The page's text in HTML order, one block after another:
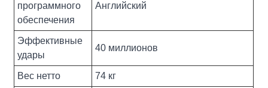
программного
обеспечения
Английский
Эффективные
удары
40 миллионов
Вес нетто 74 кг